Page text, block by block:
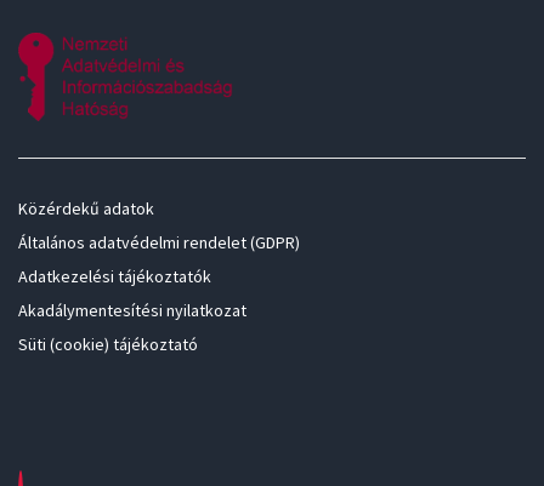
Közérdekű adatok
Általános adatvédelmi rendelet (GDPR)
Adatkezelési tájékoztatók
Akadálymentesítési nyilatkozat
Süti (cookie) tájékoztató